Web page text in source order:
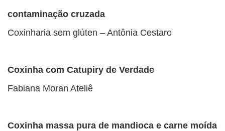
contaminação cruzada
Coxinharia sem glúten – Antônia Cestaro
Coxinha com Catupiry de Verdade
Fabiana Moran Ateliê
Coxinha massa pura de mandioca e carne moída